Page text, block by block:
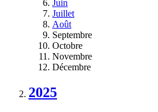
Juin
Juillet
Août
Septembre
Octobre
Novembre
Décembre
2025